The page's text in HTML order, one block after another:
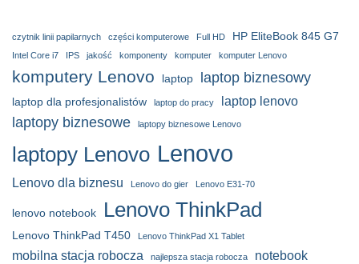
czytnik linii papilarnych części komputerowe Full HD HP EliteBook 845 G7
Intel Core i7 IPS jakość komponenty komputer komputer Lenovo
komputery Lenovo laptop laptop biznesowy
laptop dla profesjonalistów laptop do pracy laptop lenovo
laptopy biznesowe laptopy biznesowe Lenovo
laptopy Lenovo Lenovo
Lenovo dla biznesu Lenovo do gier Lenovo E31-70
lenovo notebook Lenovo ThinkPad
Lenovo ThinkPad T450 Lenovo ThinkPad X1 Tablet
mobilna stacja robocza najlepsza stacja robocza notebook